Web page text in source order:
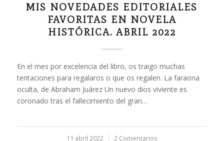
MIS NOVEDADES EDITORIALES
FAVORITAS EN NOVELA
HISTÓRICA. ABRIL 2022
En el mes por excelencia del libro, os traigo muchas
tentaciones para regalaros o que os regalen. La faraona
oculta, de Abraham Juárez Un nuevo dios viviente es
coronado tras el fallecimiento del gran…
11 abril 2022
/ 2 Comentarios